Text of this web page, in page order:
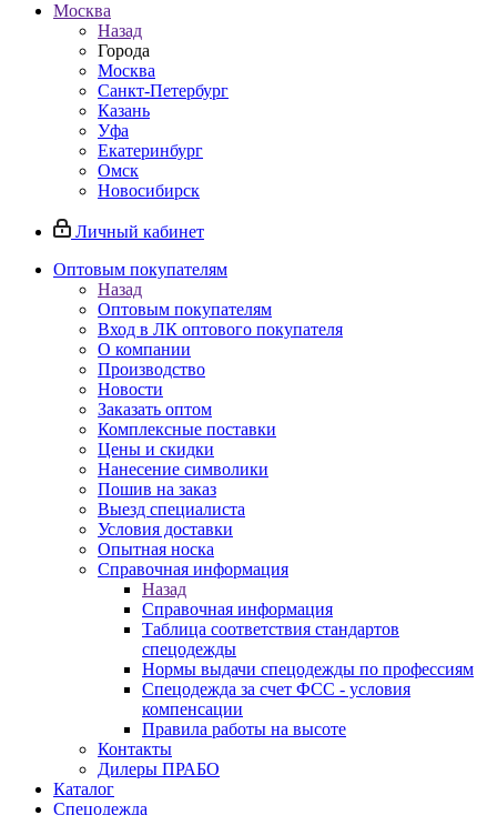
Москва
Назад
Города
Москва
Санкт-Петербург
Казань
Уфа
Екатеринбург
Омск
Новосибирск
Личный кабинет
Оптовым покупателям
Назад
Оптовым покупателям
Вход в ЛК оптового покупателя
О компании
Производство
Новости
Заказать оптом
Комплексные поставки
Цены и скидки
Нанесение символики
Пошив на заказ
Выезд специалиста
Условия доставки
Опытная носка
Справочная информация
Назад
Справочная информация
Таблица соответствия стандартов
спецодежды
Нормы выдачи спецодежды по профессиям
Спецодежда за счет ФСС - условия
компенсации
Правила работы на высоте
Контакты
Дилеры ПРАБО
Каталог
Спецодежда